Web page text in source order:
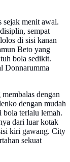
sejak menit awal.
sempat
di sisi kanan
Beto yang
bola sedikit.
Donnarumma
dengan
dengan mudah
bola terlalu lemah.
dari luar kotak
kiri gawang. City
sekuat